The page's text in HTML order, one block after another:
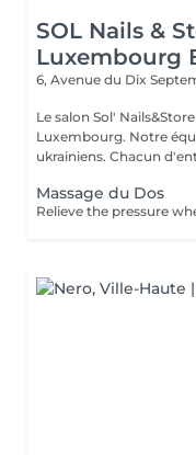
SOL Nails &
Luxembourg
6, Avenue du Dix
Le salon Sol'
Luxembourg. Notre équipe est composée de PROspécialistes
ukrainiens. Chacun
Massage du Dos